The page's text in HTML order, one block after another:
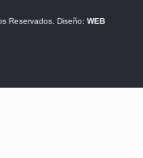
Reservados. Diseño: WEB